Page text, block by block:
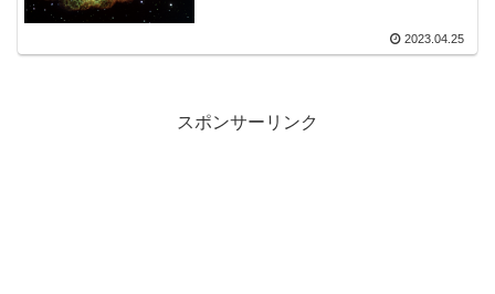
2023.04.25
スポンサーリンク